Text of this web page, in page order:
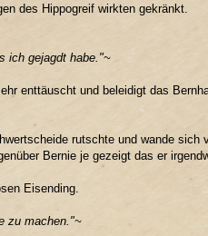
des Hippogreif wirkten gekränkt.
ich gejagdt habe."~
enttäuscht und beleidigt das
rutschte und wande sich
Bernie je gezeigt das er
Eisending.
zu machen."~